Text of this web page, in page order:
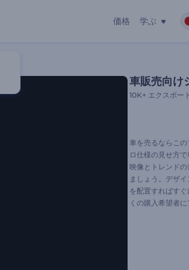
価格 学ぶ
車販売向け
10K+ エクスポー
車を売るならこ
ロ仕様の見せ方
映像とトレンド
ましょう。デザ
を配置すればす
くの購入希望者に